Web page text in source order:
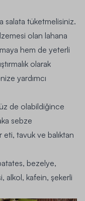
salata tüketmelisiniz.
olan lahana
hem de yeterli
olarak
yardımcı
de olabildiğince
sebze
eti, tavuk ve balıktan
bezelye,
alkol, kafein, şekerli